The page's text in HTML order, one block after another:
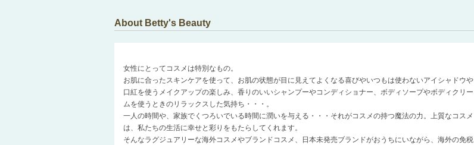
About Betty's Beauty
女性にとってコスメは特別なもの。
お肌に合ったスキンケアを使って、お肌の状態が目に見えてよくなる喜びやいつもは使わないアイシャドウや
口紅を使うメイクアップの楽しみ、香りのいいシャンプーやコンディショナー、ボディソープやボディクリー
ムを使うときのリラックスした気持ち・・・。
一人の時間や、家族でくつろいでいる時間に潤いを与える・・・それがコスメの持つ魔法の力。上質なコスメ
は、私たちの生活に幸せと彩りをもたらしてくれます。
そんなラグジュアリーな海外コスメやブランドコスメ、日本未発売ブランドがおうちにいながら、海外の免税